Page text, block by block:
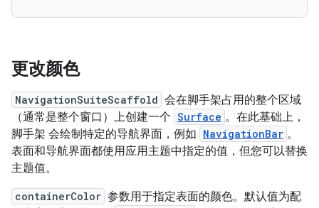
更改颜色
NavigationSuiteScaffold 会在脚手架占用的整个区域
（通常是整个窗口）上创建一个 Surface 。在此基础上，
脚手架 会绘制特定的导航界面，例如 NavigationBar 。
表面和导航界面都使用应用主题中指定的值，但您可以替换
主题值。
containerColor 参数用于指定表面的颜色。默认值为配